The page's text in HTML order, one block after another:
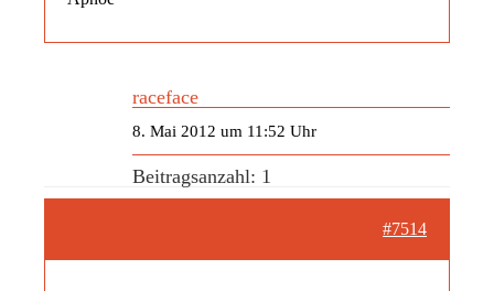
raceface
8. Mai 2012 um 11:52 Uhr
Beitragsanzahl: 1
#7514